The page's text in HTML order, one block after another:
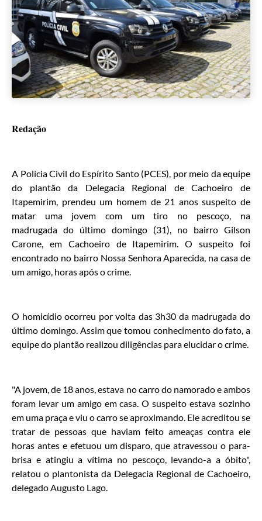
Redação
A Polícia Civil do Espírito Santo (PCES), por meio da equipe
do plantão da Delegacia Regional de Cachoeiro de
Itapemirim, prendeu um homem de 21 anos suspeito de
matar uma jovem com um tiro no pescoço, na
madrugada do último domingo (31), no bairro Gilson
Carone, em Cachoeiro de Itapemirim. O suspeito foi
encontrado no bairro Nossa Senhora Aparecida, na casa de
um amigo, horas após o crime.
O homicídio ocorreu por volta das 3h30 da madrugada do
último domingo. Assim que tomou conhecimento do fato, a
equipe do plantão realizou diligências para elucidar o crime.
"A jovem, de 18 anos, estava no carro do namorado e ambos
foram levar um amigo em casa. O suspeito estava sozinho
em uma praça e viu o carro se aproximando. Ele acreditou se
tratar de pessoas que haviam feito ameaças contra ele
horas antes e efetuou um disparo, que atravessou o para-
brisa e atingiu a vítima no pescoço, levando-a a óbito",
relatou o plantonista da Delegacia Regional de Cachoeiro,
delegado Augusto Lago.